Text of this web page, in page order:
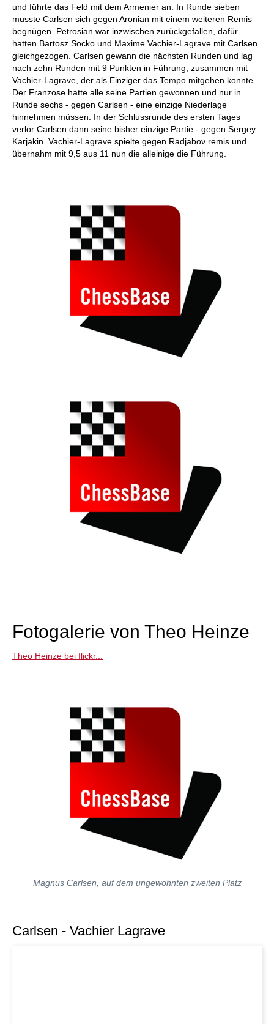
und führte das Feld mit dem Armenier an. In Runde sieben
musste Carlsen sich gegen Aronian mit einem weiteren Remis
begnügen. Petrosian war inzwischen zurückgefallen, dafür
hatten Bartosz Socko und Maxime Vachier-Lagrave mit Carlsen
gleichgezogen. Carlsen gewann die nächsten Runden und lag
nach zehn Runden mit 9 Punkten in Führung, zusammen mit
Vachier-Lagrave, der als Einziger das Tempo mitgehen konnte.
Der Franzose hatte alle seine Partien gewonnen und nur in
Runde sechs - gegen Carlsen - eine einzige Niederlage
hinnehmen müssen. In der Schlussrunde des ersten Tages
verlor Carlsen dann seine bisher einzige Partie - gegen Sergey
Karjakin. Vachier-Lagrave spielte gegen Radjabov remis und
übernahm mit 9,5 aus 11 nun die alleinige die Führung.
Fotogalerie von Theo Heinze
Theo Heinze bei flickr...
Magnus Carlsen, auf dem ungewohnten zweiten Platz
Carlsen - Vachier Lagrave